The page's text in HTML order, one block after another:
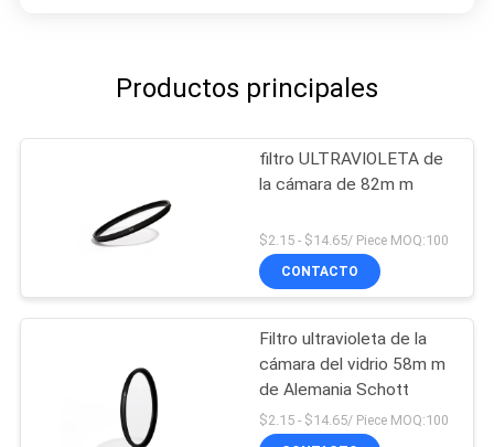
Productos principales
filtro ULTRAVIOLETA de
la cámara de 82m m
$2.15 - $14.65/ Piece MOQ:100
CONTACTO
Filtro ultravioleta de la
cámara del vidrio 58m m
de Alemania Schott
$2.15 - $14.65/ Piece MOQ:100